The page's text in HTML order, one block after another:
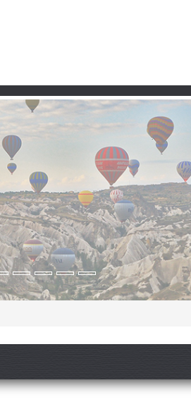
die
Ebenen, Dörfern, Geschichte,